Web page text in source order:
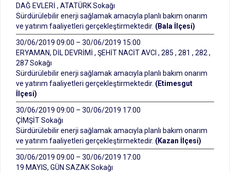
DAĞ EVLERİ , ATATÜRK Sokağı
Sürdürülebilir enerji sağlamak amacıyla planlı bakım onarım
ve yatırım faaliyetleri gerçekleştirmektedir. (Bala İlçesi)
30/06/2019 09:00 – 30/06/2019 15:00
ERYAMAN, DİL DEVRİMİ , ŞEHİT NACİT AVCI , 285 , 281 , 282 ,
287 Sokağı
Sürdürülebilir enerji sağlamak amacıyla planlı bakım onarım
ve yatırım faaliyetleri gerçekleştirmektedir. (Etimesgut
İlçesi)
30/06/2019 09:00 – 30/06/2019 17:00
ÇİMŞİT Sokağı
Sürdürülebilir enerji sağlamak amacıyla planlı bakım onarım
ve yatırım faaliyetleri gerçekleştirmektedir. (Kazan İlçesi)
30/06/2019 09:00 – 30/06/2019 17:00
19 MAYIS, GÜN SAZAK Sokağı